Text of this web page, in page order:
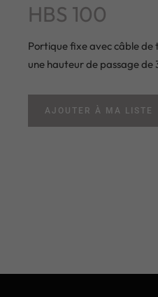
HBS 100
Portique fixe avec câble de
une hauteur de passage de
AJOUTER À MA LISTE